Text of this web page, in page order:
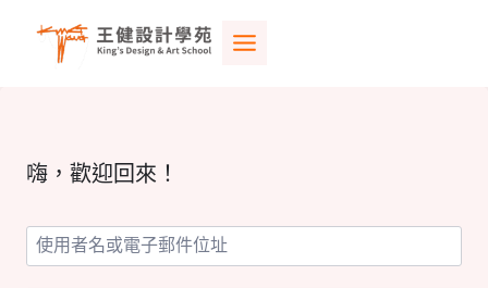
嗨，歡迎回來！